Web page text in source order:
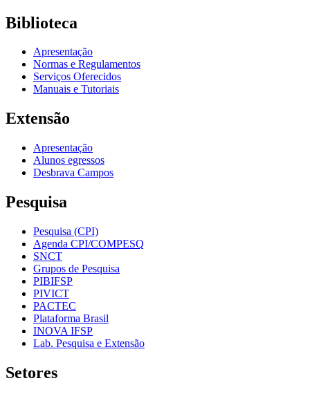
Biblioteca
Apresentação
Normas e Regulamentos
Serviços Oferecidos
Manuais e Tutoriais
Extensão
Apresentação
Alunos egressos
Desbrava Campos
Pesquisa
Pesquisa (CPI)
Agenda CPI/COMPESQ
SNCT
Grupos de Pesquisa
PIBIFSP
PIVICT
PACTEC
Plataforma Brasil
INOVA IFSP
Lab. Pesquisa e Extensão
Setores